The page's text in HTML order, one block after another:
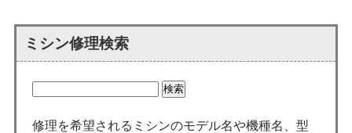
ミシン修理検索
修理を希望されるミシンのモデル名や機種名、型